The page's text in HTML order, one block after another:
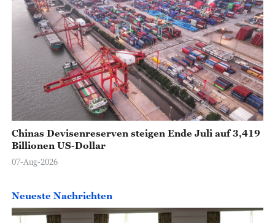
Chinas Devisenreserven steigen Ende Juli auf 3,419
Billionen US-Dollar
07-Aug-2026
Neueste Nachrichten